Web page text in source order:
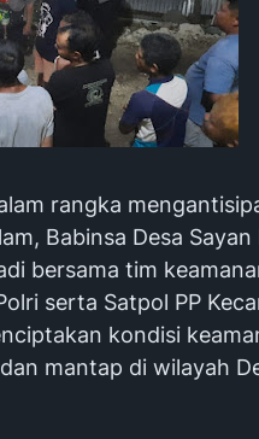
rangka
Babinsa Desa Sayan
bersama tim
serta Satpol PP
kondisi
mantap di wilayah